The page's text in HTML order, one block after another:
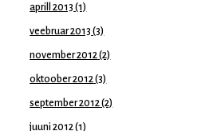
aprill 2013 (1)
veebruar 2013 (3)
november 2012(2)
oktoober 2012(3)
september 2012(2)
juuni 2012(1)